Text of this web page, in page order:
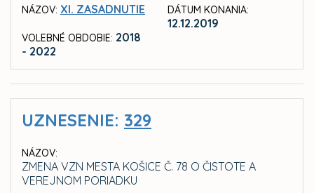
NÁZOV: XI. ZASADNUTIE
VOLEBNÉ OBDOBIE: 2018
- 2022
DÁTUM KONANIA:
12.12.2019
UZNESENIE: 329
NÁZOV:
ZMENA VZN MESTA KOŠICE Č. 78 O ČISTOTE A
VEREJNOM PORIADKU